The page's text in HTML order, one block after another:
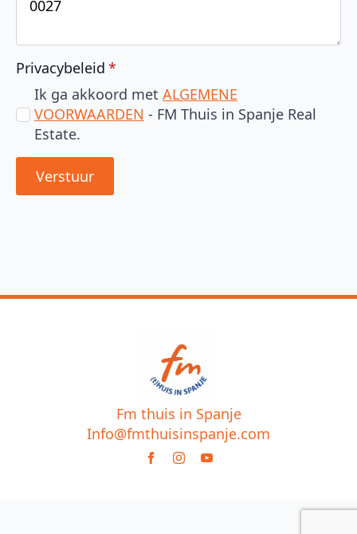
Privacybeleid *
Ik ga akkoord met ALGEMENE
VOORWAARDEN - FM Thuis in Spanje Real
Estate.
Verstuur
Fm thuis in Spanje
Info@fmthuisinspanje.com